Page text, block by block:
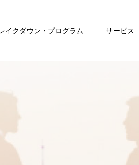
イクダウン・プログラム サービス